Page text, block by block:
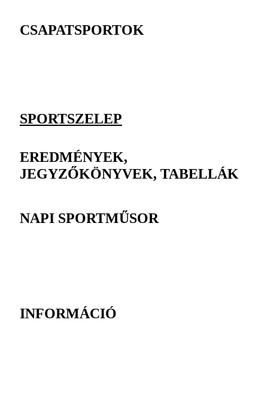
CSAPATSPORTOK
SPORTSZELEP
EREDMÉNYEK,
JEGYZŐKÖNYVEK, TABELLÁK
NAPI SPORTMŰSOR
INFORMÁCIÓ